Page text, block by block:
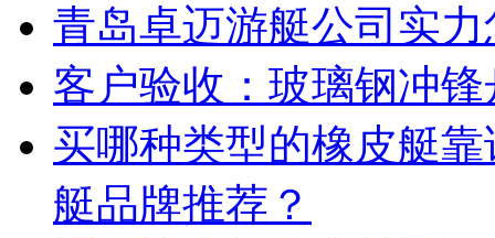
青岛卓迈游艇公司实
客户验收：玻璃钢冲
买哪种类型的橡皮艇
艇品牌推荐？